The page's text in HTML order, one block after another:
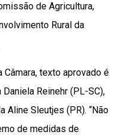
de Agricultura,
Rural da
texto aprovado é
Reinehr (PL-SC),
Aline Sleutjes (PR). “Não
de medidas de